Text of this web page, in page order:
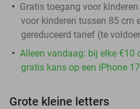
Gratis toegang voor
voor kinderen tussen 85 cm
gereduceerd tarief (te
Alleen vandaag: bij elke €10
gratis kans op een iPhone
Grote kleine letters